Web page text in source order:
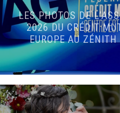
LES PHOTOS DE
2026 DU CRÉDIT
EUROPE AU ZÉNITH